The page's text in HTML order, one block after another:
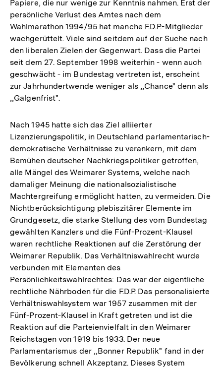
Papiere, die nur wenige zur Kenntnis nahmen. Erst der
persönliche Verlust des Amtes nach dem
Wahlmarathon 1994/95 hat manche F.D.P.-Mitglieder
wachgerüttelt. Viele sind seitdem auf der Suche nach
den liberalen Zielen der Gegenwart. Dass die Partei
seit dem 27. September 1998 weiterhin - wenn auch
geschwächt - im Bundestag vertreten ist, erscheint
zur Jahrhundertwende weniger als ,,Chance" denn als
,,Galgenfrist".
Nach 1945 hatte sich das Ziel alliierter
Lizenzierungspolitik, in Deutschland parlamentarisch-
demokratische Verhältnisse zu verankern, mit dem
Bemühen deutscher Nachkriegspolitiker getroffen,
alle Mängel des Weimarer Systems, welche nach
damaliger Meinung die nationalsozialistische
Machtergreifung ermöglicht hatten, zu vermeiden. Die
Nichtberücksichtigung plebiszitärer Elemente im
Grundgesetz, die starke Stellung des vom Bundestag
gewählten Kanzlers und die Fünf-Prozent-Klausel
waren rechtliche Reaktionen auf die Zerstörung der
Weimarer Republik. Das Verhältniswahlrecht wurde
verbunden mit Elementen des
Persönlichkeitswahlrechtes: Das war der eigentliche
rechtliche Nährboden für die F.D.P. Das personalisierte
Verhältniswahlsystem war 1957 zusammen mit der
Fünf-Prozent-Klausel in Kraft getreten und ist die
Reaktion auf die Parteienvielfalt in den Weimarer
Reichstagen von 1919 bis 1933. Der neue
Parlamentarismus der ,,Bonner Republik" fand in der
Bevölkerung schnell Akzeptanz. Dieses System